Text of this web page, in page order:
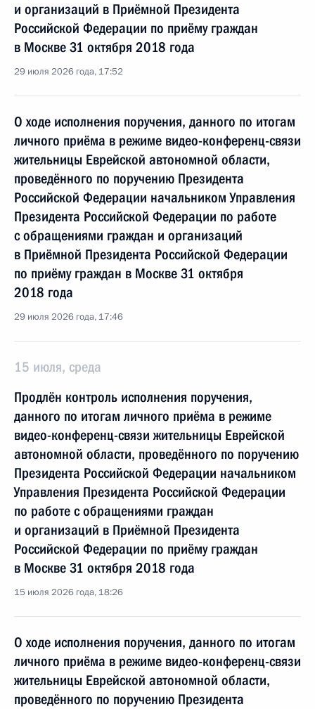
и организаций в Приёмной Президента
Российской Федерации по приёму граждан
в Москве 31 октября 2018 года
29 июля 2026 года, 17:52
О ходе исполнения поручения, данного по итогам
личного приёма в режиме видео-конференц-связи
жительницы Еврейской автономной области,
проведённого по поручению Президента
Российской Федерации начальником Управления
Президента Российской Федерации по работе
с обращениями граждан и организаций
в Приёмной Президента Российской Федерации
по приёму граждан в Москве 31 октября
2018 года
29 июля 2026 года, 17:46
15 июля, среда
Продлён контроль исполнения поручения,
данного по итогам личного приёма в режиме
видео-конференц-связи жительницы Еврейской
автономной области, проведённого по поручению
Президента Российской Федерации начальником
Управления Президента Российской Федерации
по работе с обращениями граждан
и организаций в Приёмной Президента
Российской Федерации по приёму граждан
в Москве 31 октября 2018 года
15 июля 2026 года, 18:26
О ходе исполнения поручения, данного по итогам
личного приёма в режиме видео-конференц-связи
жительницы Еврейской автономной области,
проведённого по поручению Президента